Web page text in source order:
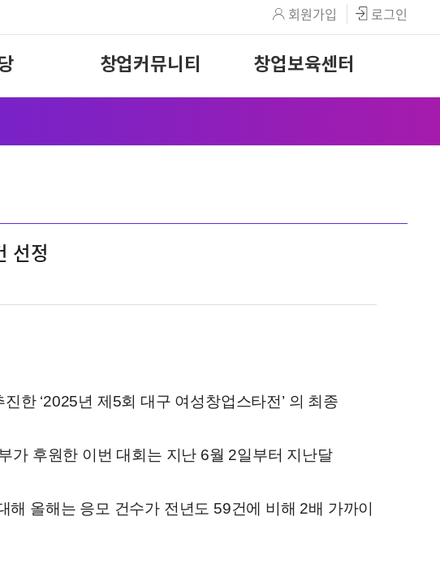
회원가입 로그인
창업커뮤니티 창업보육센터
선정
한 ‘2025년 제5회 대구 여성창업스타전’ 의 최종
가 후원한 이번 대회는 지난 6월 2일부터 지난달
해 올해는 응모 건수가 전년도 59건에 비해 2배 가까이